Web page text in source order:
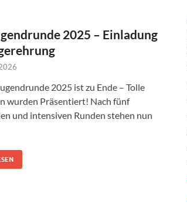
2025 – Einladung
2025 ist zu Ende – Tolle
wurden Präsentiert! Nach fünf
und intensiven Runden stehen nun